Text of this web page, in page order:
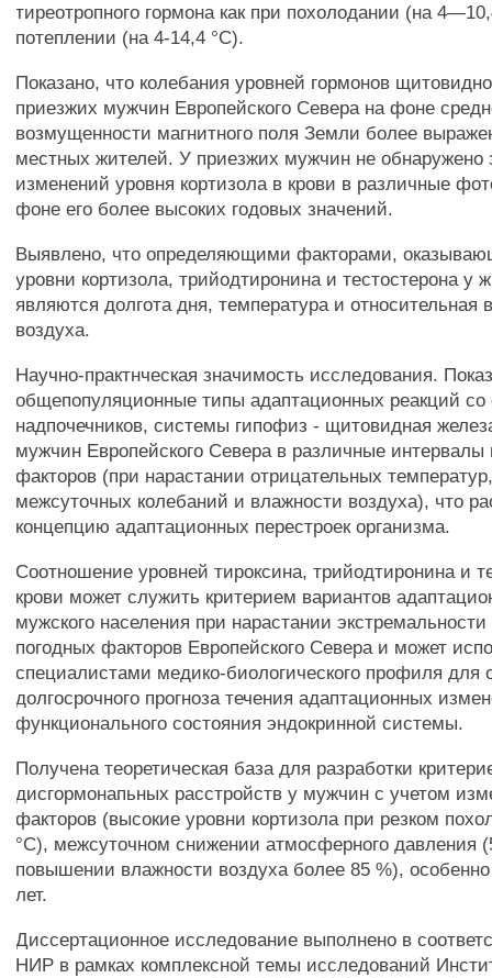
тиреотропного гормона как при похолодании (на
потеплении (на 4-14,4 °С).
Показано, что колебания уровней гормонов
приезжих мужчин Европейского Севера на фоне
возмущенности магнитного поля Земли более
местных жителей. У приезжих мужчин не обнаружено
изменений уровня кортизола в крови в различные
фоне его более высоких годовых значений.
Выявлено, что определяющими факторами,
уровни кортизола, трийодтиронина и тестостерона у
являются долгота дня, температура и относительная
воздуха.
Научно-практнческая значимость исследования.
общепопуляционные типы адаптационных реакций со
надпочечников, системы гипофиз - щитовидная
мужчин Европейского Севера в различные интервалы
факторов (при нарастании отрицательных
межсуточных колебаний и влажности воздуха), что
концепцию адаптационных перестроек организма.
Соотношение уровней тироксина, трийодтиронина и
крови может служить критерием вариантов
мужского населения при нарастании
погодных факторов Европейского Севера и может
специалистами медико-биологического профиля для
долгосрочного прогноза течения адаптационных
функционального состояния эндокринной системы.
Получена теоретическая база для разработки
дисгормонапьных расстройств у мужчин с учетом
факторов (высокие уровни кортизола при резком
°С), межсуточном снижении атмосферного давления
повышении влажности воздуха более 85 %),
лет.
Диссертационное исследование выполнено в
НИР в рамках комплексной темы исследований